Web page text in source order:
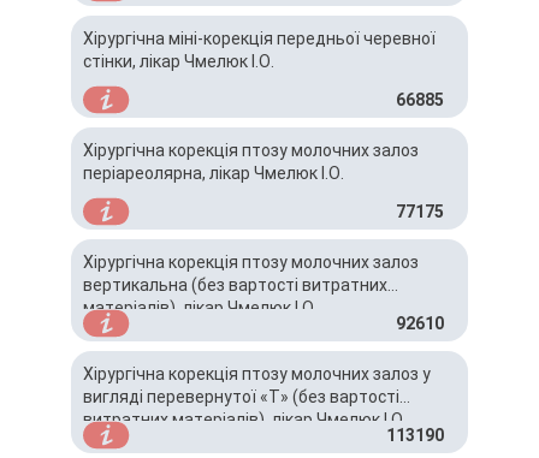
Хірургічна міні-корекція передньої черевної
стінки, лікар Чмелюк І.О.
66885
Хірургічна корекція птозу молочних залоз
періареолярна, лікар Чмелюк І.О.
77175
Хірургічна корекція птозу молочних залоз
вертикальна (без вартості витратних
матеріалів), лікар Чмелюк І.О.
92610
Хірургічна корекція птозу молочних залоз у
вигляді перевернутої «Т» (без вартості
витратних матеріалів), лікар Чмелюк І.О.
113190